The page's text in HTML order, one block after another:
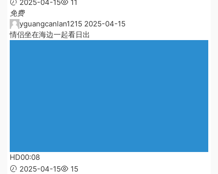
2025-04-15
11
免费
yguangcanlan1215 2025-04-15
情侣坐在海边一起看日出
HD00:08
2025-04-15
15